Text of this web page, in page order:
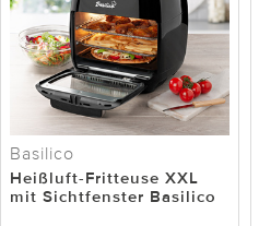
Basilico
Heißluft-Fritteuse XXL
mit Sichtfenster Basilico